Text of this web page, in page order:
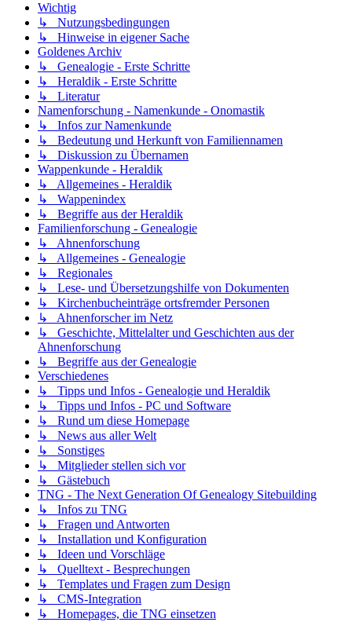
Wichtig
↳ Nutzungsbedingungen
↳ Hinweise in eigener Sache
Goldenes Archiv
↳ Genealogie - Erste Schritte
↳ Heraldik - Erste Schritte
↳ Literatur
Namenforschung - Namenkunde - Onomastik
↳ Infos zur Namenkunde
↳ Bedeutung und Herkunft von Familiennamen
↳ Diskussion zu Übernamen
Wappenkunde - Heraldik
↳ Allgemeines - Heraldik
↳ Wappenindex
↳ Begriffe aus der Heraldik
Familienforschung - Genealogie
↳ Ahnenforschung
↳ Allgemeines - Genealogie
↳ Regionales
↳ Lese- und Übersetzungshilfe von Dokumenten
↳ Kirchenbucheinträge ortsfremder Personen
↳ Ahnenforscher im Netz
↳ Geschichte, Mittelalter und Geschichten aus der
Ahnenforschung
↳ Begriffe aus der Genealogie
Verschiedenes
↳ Tipps und Infos - Genealogie und Heraldik
↳ Tipps und Infos - PC und Software
↳ Rund um diese Homepage
↳ News aus aller Welt
↳ Sonstiges
↳ Mitglieder stellen sich vor
↳ Gästebuch
TNG - The Next Generation Of Genealogy Sitebuilding
↳ Infos zu TNG
↳ Fragen und Antworten
↳ Installation und Konfiguration
↳ Ideen und Vorschläge
↳ Quelltext - Besprechungen
↳ Templates und Fragen zum Design
↳ CMS-Integration
↳ Homepages, die TNG einsetzen